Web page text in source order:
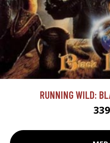
RUNNING WILD: